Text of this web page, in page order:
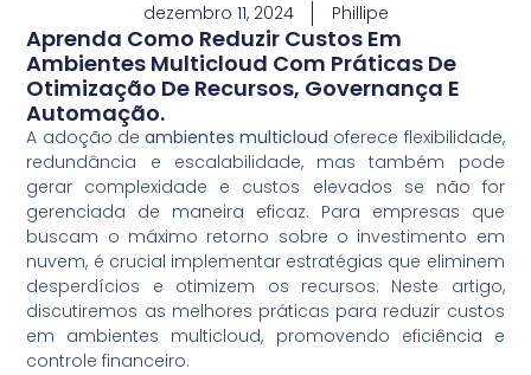
dezembro 11, 2024 Phillipe
Aprenda Como Reduzir Custos Em
Ambientes Multicloud Com Práticas De
Otimização De Recursos, Governança E
Automação.
A adoção de ambientes multicloud oferece flexibilidade,
redundância e escalabilidade, mas também pode
gerar complexidade e custos elevados se não for
gerenciada de maneira eficaz. Para empresas que
buscam o máximo retorno sobre o investimento em
nuvem, é crucial implementar estratégias que eliminem
desperdícios e otimizem os recursos. Neste artigo,
discutiremos as melhores práticas para reduzir custos
em ambientes multicloud, promovendo eficiência e
controle financeiro.